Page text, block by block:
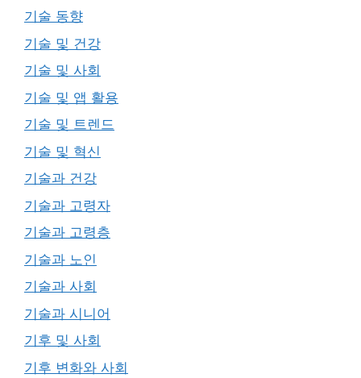
기술 동향
기술 및 건강
기술 및 사회
기술 및 앱 활용
기술 및 트렌드
기술 및 혁신
기술과 건강
기술과 고령자
기술과 고령층
기술과 노인
기술과 사회
기술과 시니어
기후 및 사회
기후 변화와 사회